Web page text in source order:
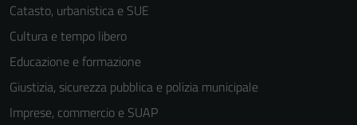
Catasto, urbanistica e SUE
Cultura e tempo libero
Educazione e formazione
Giustizia, sicurezza pubblica e polizia municipale
Imprese, commercio e SUAP